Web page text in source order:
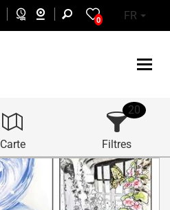
0 FR
Carte Filtres
20